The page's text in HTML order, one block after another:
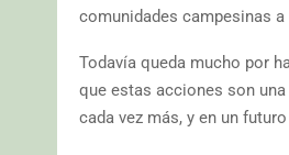
comunidades campesinas
Todavía queda mucho por
que estas acciones son
cada vez más, y en un